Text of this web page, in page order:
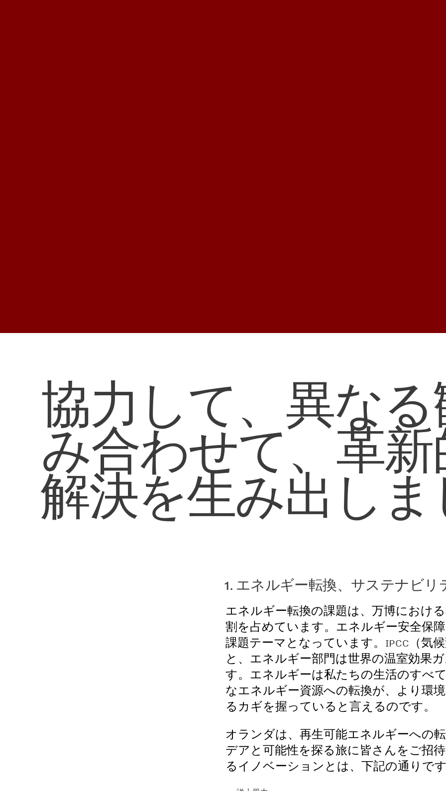
協力して、異なる
み合わせて、革新
解決を生み出しま
1. エネルギー転換、サステナビリ
エネルギー転換の課題は、万博におけ
割を占めています。エネルギー安全保
課題テーマとなっています。 IPCC （気
と、エネルギー部門は世界の温室効果
す。エネルギーは私たちの生活のすべ
なエネルギー資源への転換が、より環
るカギを握っていると言えるのです。
オランダは、再生可能エネルギーへの
デアと可能性を探る旅に皆さんをご招
るイノベーションとは、下記の通りです